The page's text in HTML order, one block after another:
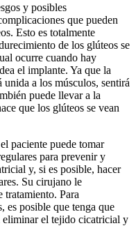
y posibles
que pueden
Esto es totalmente
de los glúteos se
ocurre cuando hay
el implante. Ya que la
unida a los músculos, sentirá
puede llevar a la
que los glúteos se vean
paciente puede tomar
para prevenir y
y, si es posible, hacer
Su cirujano le
tratamiento. Para
es posible que tenga que
eliminar el tejido cicatricial y